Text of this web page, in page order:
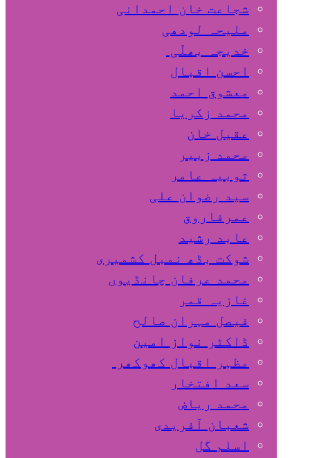
شجاعت خان احمدانی
ملیحہ لودھی
خدیجہ بھلّی
احسن اقبال
معشوق احمد
محمد زکریا
عقیل خان
محمد زبیر
ثوبیہ عامر
سید رضوان علی
عمرفاروق
عابد رشید
شوکت بڈھ نمبل کشمیری
محمد عرفان چانڈیوں
غازیہ قمر
فیصل مہران صالح
ڈاکٹر نواز امین
مظہر اقبال کھوکھر
سعد افتخار
محمد ریاض
شعبان آفریدی
اسلم گل